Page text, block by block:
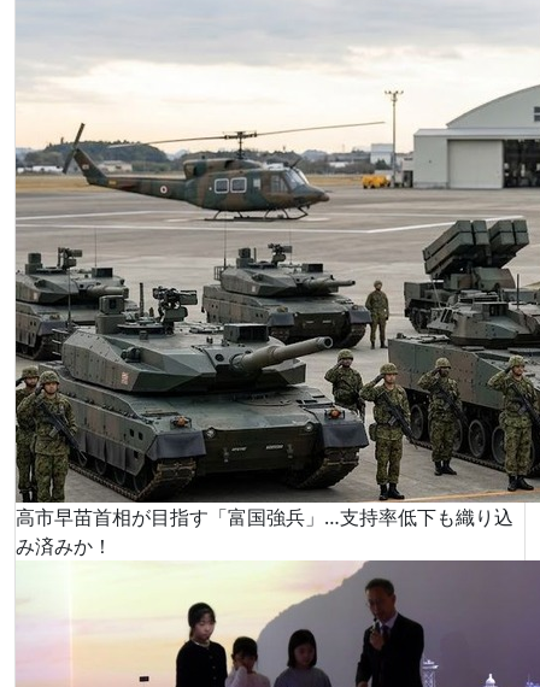
高市早苗首相が目指す「富国強兵」…支持率低下も織り込
み済みか！